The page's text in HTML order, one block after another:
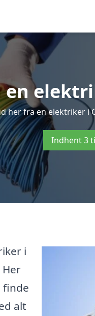
en
her fra en elektriker i
Indhent 3
i
finde
alt